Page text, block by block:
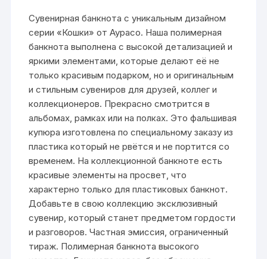
Сувенирная банкнота с уникальным дизайном
серии «Кошки» от Аурасо. Наша полимерная
банкнота выполнена с высокой детализацией и
яркими элементами, которые делают её не
только красивым подарком, но и оригинальным
и стильным сувениров для друзей, коллег и
коллекционеров. Прекрасно смотрится в
альбомах, рамках или на полках. Это фальшивая
купюра изготовлена по специальному заказу из
пластика который не рвётся и не портится со
временем. На коллекционной банкноте есть
красивые элементы на просвет, что
характерно только для пластиковых банкнот.
Добавьте в свою коллекцию эксклюзивный
сувенир, который станет предметом гордости
и разговоров. Частная эмиссия, ограниченный
тираж. Полимерная банкнота высокого